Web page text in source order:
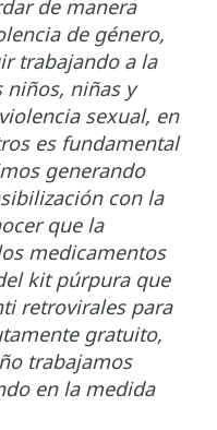
de manera
de género,
trabajando a la
niños, niñas y
sexual, en
es fundamental
generando
con la
que la
medicamentos
kit púrpura que
retrovirales para
gratuito,
trabajamos
en la medida